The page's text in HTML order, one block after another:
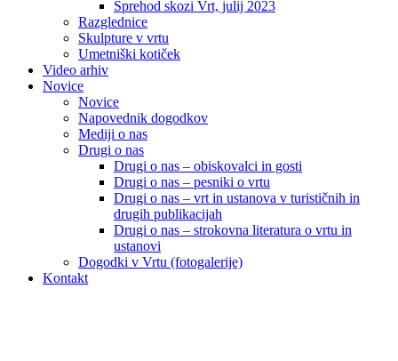
Sprehod skozi Vrt, julij 2023
Razglednice
Skulpture v vrtu
Umetniški kotiček
Video arhiv
Novice
Novice
Napovednik dogodkov
Mediji o nas
Drugi o nas
Drugi o nas – obiskovalci in gosti
Drugi o nas – pesniki o vrtu
Drugi o nas – vrt in ustanova v turističnih in
drugih publikacijah
Drugi o nas – strokovna literatura o vrtu in
ustanovi
Dogodki v Vrtu (fotogalerije)
Kontakt